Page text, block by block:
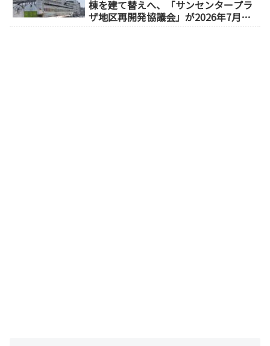
棟を建て替えへ、「サンセンタープラ
ザ地区再開発協議会」が2026年7月発